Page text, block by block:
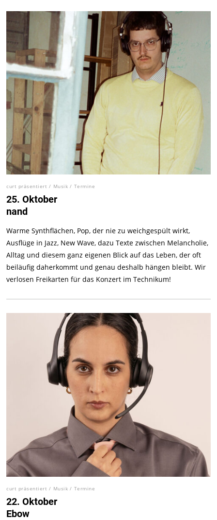
curt präsentiert / Musik / Termine
25. Oktober
nand
Warme Synthflächen, Pop, der nie zu weichgespült wirkt,
Ausflüge in Jazz, New Wave, dazu Texte zwischen Melancholie,
Alltag und diesem ganz eigenen Blick auf das Leben, der oft
beiläufig daherkommt und genau deshalb hängen bleibt. Wir
verlosen Freikarten für das Konzert im Technikum!
curt präsentiert / Musik / Termine
22. Oktober
Ebow